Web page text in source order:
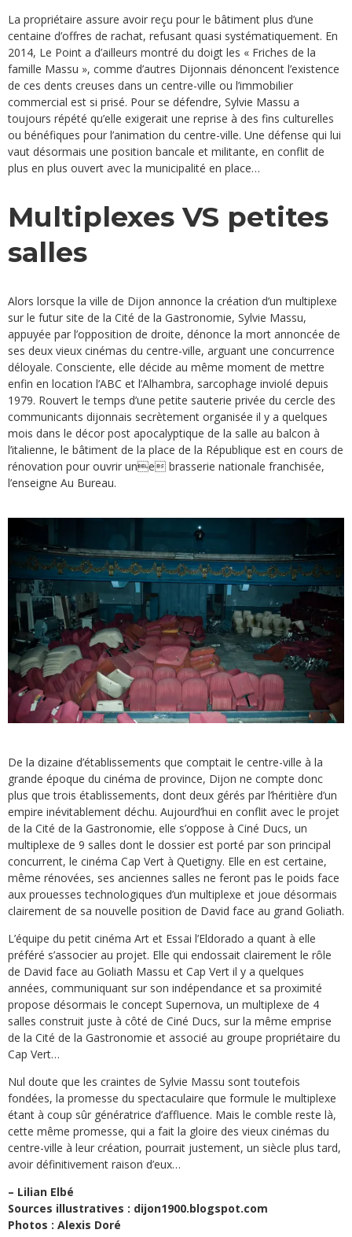
La propriétaire assure avoir reçu pour le bâtiment plus d’une
centaine d’offres de rachat, refusant quasi systématiquement. En
2014, Le Point a d’ailleurs montré du doigt les « Friches de la
famille Massu », comme d’autres Dijonnais dénoncent l’existence
de ces dents creuses dans un centre-ville ou l’immobilier
commercial est si prisé. Pour se défendre, Sylvie Massu a
toujours répété qu’elle exigerait une reprise à des fins culturelles
ou bénéfiques pour l’animation du centre-ville. Une défense qui lui
vaut désormais une position bancale et militante, en conflit de
plus en plus ouvert avec la municipalité en place…
Multiplexes VS petites
salles
Alors lorsque la ville de Dijon annonce la création d’un multiplexe
sur le futur site de la Cité de la Gastronomie, Sylvie Massu,
appuyée par l’opposition de droite, dénonce la mort annoncée de
ses deux vieux cinémas du centre-ville, arguant une concurrence
déloyale. Consciente, elle décide au même moment de mettre
enfin en location l’ABC et l’Alhambra, sarcophage inviolé depuis
1979. Rouvert le temps d’une petite sauterie privée du cercle des
communicants dijonnais secrètement organisée il y a quelques
mois dans le décor post apocalyptique de la salle au balcon à
l’italienne, le bâtiment de la place de la République est en cours de
rénovation pour ouvrir une brasserie nationale franchisée,
l’enseigne Au Bureau.
De la dizaine d’établissements que comptait le centre-ville à la
grande époque du cinéma de province, Dijon ne compte donc
plus que trois établissements, dont deux gérés par l’héritière d’un
empire inévitablement déchu. Aujourd’hui en conflit avec le projet
de la Cité de la Gastronomie, elle s’oppose à Ciné Ducs, un
multiplexe de 9 salles dont le dossier est porté par son principal
concurrent, le cinéma Cap Vert à Quetigny. Elle en est certaine,
même rénovées, ses anciennes salles ne feront pas le poids face
aux prouesses technologiques d’un multiplexe et joue désormais
clairement de sa nouvelle position de David face au grand Goliath.
L’équipe du petit cinéma Art et Essai l’Eldorado a quant à elle
préféré s’associer au projet. Elle qui endossait clairement le rôle
de David face au Goliath Massu et Cap Vert il y a quelques
années, communiquant sur son indépendance et sa proximité
propose désormais le concept Supernova, un multiplexe de 4
salles construit juste à côté de Ciné Ducs, sur la même emprise
de la Cité de la Gastronomie et associé au groupe propriétaire du
Cap Vert…
Nul doute que les craintes de Sylvie Massu sont toutefois
fondées, la promesse du spectaculaire que formule le multiplexe
étant à coup sûr génératrice d’affluence. Mais le comble reste là,
cette même promesse, qui a fait la gloire des vieux cinémas du
centre-ville à leur création, pourrait justement, un siècle plus tard,
avoir définitivement raison d’eux…
– Lilian Elbé
Sources illustratives : dijon1900.blogspot.com
Photos : Alexis Doré